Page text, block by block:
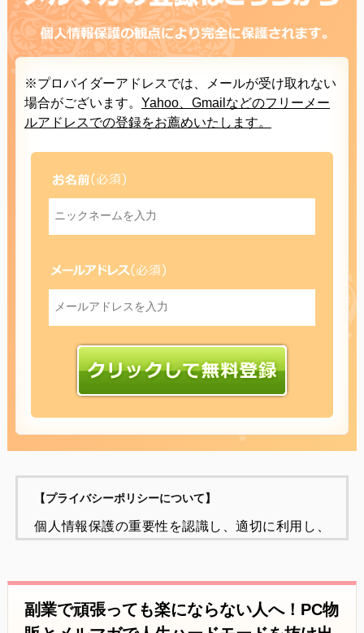
※プロバイダーアドレスでは、メールが受け取れない
場合がございます。 Yahoo、Gmailなどのフリーメー
ルアドレスでの登録をお薦めいたします。
【プライバシーポリシーについて】
個人情報保護の重要性を認識し、適切に利用し、
個人情報の定義
副業で頑張っても楽にならない人へ！PC物